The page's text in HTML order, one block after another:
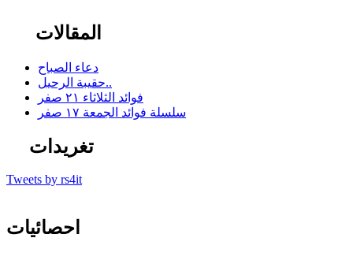
المقالات
دعاء الصباح
حقيبة الرحيل..
فوائد الثلاثاء ٢١ صفر
سلسلة فوائد الجمعة ١٧ صفر
تغريدات
Tweets by rs4it
احصائيات